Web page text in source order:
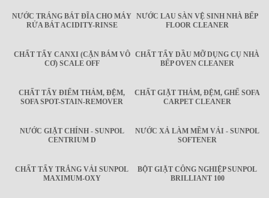
NƯỚC TRÁNG BÁT ĐĨA CHO MÁY
RỬA BÁT ACIDITY-RINSE
NƯỚC LAU SÀN VỆ SINH NHÀ BẾP
FLOOR CLEANER
CHẤT TẨY CANXI (CẶN BÁM VÔ
CƠ) SCALE OFF
CHẤT TẨY DẦU MỠ DỤNG CỤ NHÀ
BẾP OVEN CLEANER
CHẤT TẨY ĐIỂM THẢM, ĐỆM,
SOFA SPOT-STAIN-REMOVER
CHẤT GIẶT THẢM, ĐỆM, GHẾ SOFA
CARPET CLEANER
NƯỚC GIẶT CHÍNH - SUNPOL
CENTRIUM D
NƯỚC XẢ LÀM MỀM VẢI - SUNPOL
SOFTENER
CHẤT TẨY TRẮNG VẢI SUNPOL
MAXIMUM-OXY
BỘT GIẶT CÔNG NGHIỆP SUNPOL
BRILLIANT 100